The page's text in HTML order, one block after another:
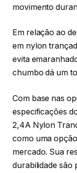
movimento
Em relação ao
em nylon
evita
chumbo dá um
Com base nas
especificações
2,4A Nylon
como uma
mercado. Sua
durabilidade são